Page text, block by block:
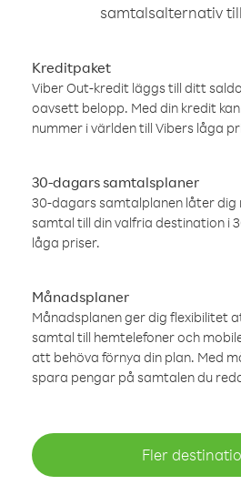
samtalsalternativ
Kreditpaket
Viber Out-kredit läggs till ditt
oavsett belopp. Med din kredit
nummer i världen till Vibers låga
30-dagars samtalsplaner
30-dagars samtalplanen låter dig
samtal till din valfria destination i
låga priser.
Månadsplaner
Månadsplanen ger dig flexibilitet
samtal till hemtelefoner och
att behöva förnya din plan. Med
spara pengar på samtalen du
Fler